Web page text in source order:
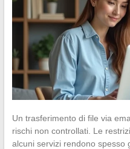
Un trasferimento di file via
rischi non controllati. Le
alcuni servizi rendono spesso